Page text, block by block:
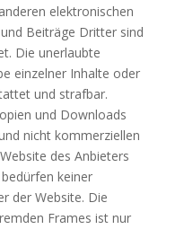
elektronischen
Beiträge Dritter sind
Die unerlaubte
einzelner Inhalte oder
und strafbar.
und Downloads
nicht kommerziellen
des Anbieters
keiner
der Website. Die
Frames ist nur